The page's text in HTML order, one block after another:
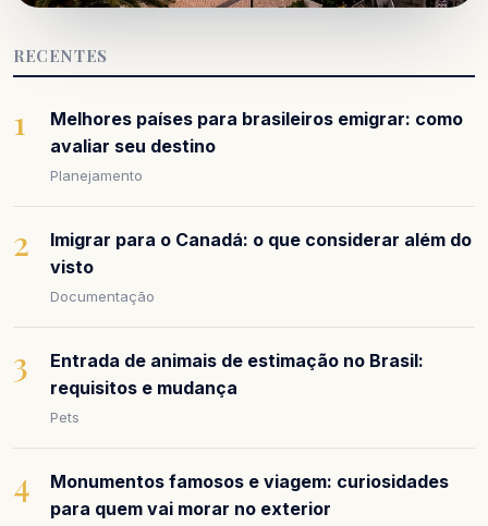
RECENTES
1
Melhores países para brasileiros emigrar: como
avaliar seu destino
Planejamento
2
Imigrar para o Canadá: o que considerar além do
visto
Documentação
3
Entrada de animais de estimação no Brasil:
requisitos e mudança
Pets
4
Monumentos famosos e viagem: curiosidades
para quem vai morar no exterior